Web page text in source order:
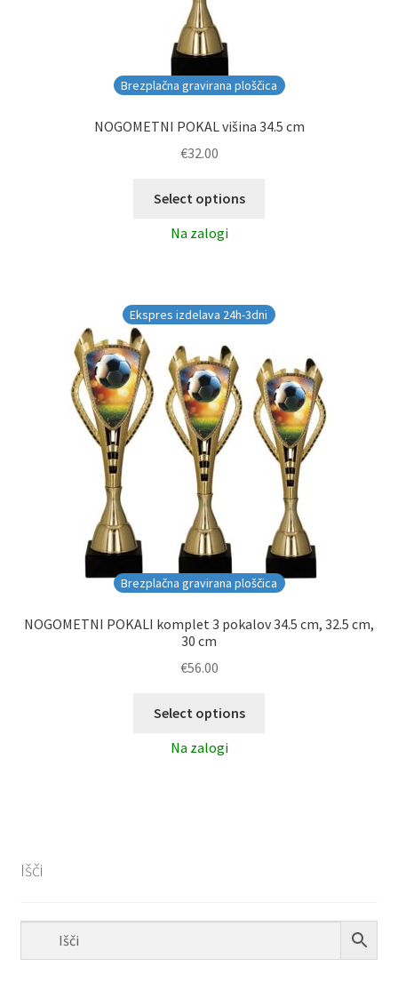
Brezplačna gravirana ploščica
NOGOMETNI POKAL višina 34.5 cm
€32.00
Select options
Na zalogi
Brezplačna gravirana ploščica
Ekspres izdelava 24h-3dni
NOGOMETNI POKALI komplet 3 pokalov 34.5 cm, 32.5 cm,
30 cm
€56.00
Select options
Na zalogi
Išči